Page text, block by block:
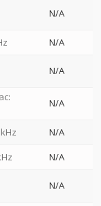
N/A
N/A
N/A
N/A
N/A
N/A
N/A